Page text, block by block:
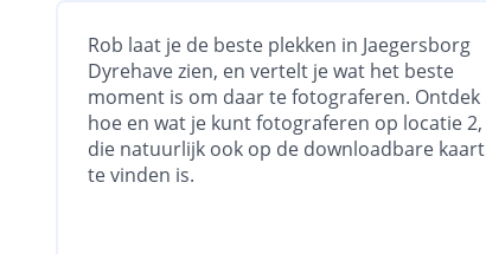
Rob laat je de beste plekken in Jaegersborg
Dyrehave zien, en vertelt je wat het beste
moment is om daar te fotograferen. Ontdek
hoe en wat je kunt fotograferen op locatie 2,
die natuurlijk ook op de downloadbare kaart
te vinden is.